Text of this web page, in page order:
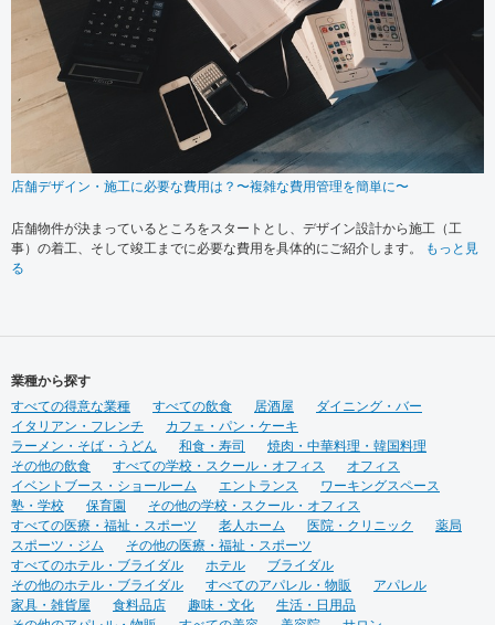
店舗デザイン・施工に必要な費用は？〜複雑な費用管理を簡単に〜
店舗物件が決まっているところをスタートとし、デザイン設計から施工（工
事）の着工、そして竣工までに必要な費用を具体的にご紹介します。
もっと見
る
業種から探す
すべての得意な業種
すべての飲食 居酒屋
ダイニング・バー
イタリアン・フレンチ
カフェ・パン・ケーキ
ラーメン・そば・うどん
和食・寿司
焼肉・中華料理・韓国料理
その他の飲食
すべての学校・スクール・オフィス
オフィス
イベントブース・ショールーム
エントランス
ワーキングスペース
塾・学校
保育園
その他の学校・スクール・オフィス
すべての医療・福祉・スポーツ
老人ホーム 医院・クリニック
薬局
スポーツ・ジム
その他の医療・福祉・スポーツ
すべてのホテル・ブライダル
ホテル
ブライダル
その他のホテル・ブライダル
すべてのアパレル・物販
アパレル
家具・雑貨屋
食料品店 趣味・文化
生活・日用品